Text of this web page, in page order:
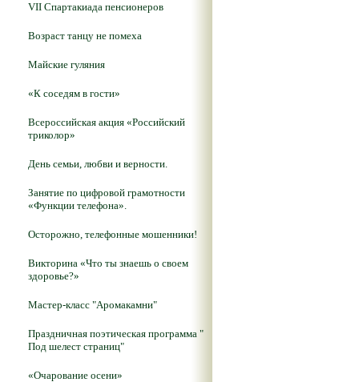
VII Спартакиада пенсионеров
Возраст танцу не помеха
Майские гуляния
«К соседям в гости»
Всероссийская акция «Российский
триколор»
День семьи, любви и верности.
Занятие по цифровой грамотности
«Функции телефона».
Осторожно, телефонные мошенники!
Викторина «Что ты знаешь о своем
здоровье?»
Мастер-класс "Аромакамни"
Праздничная поэтическая программа "
Под шелест страниц"
«Очарование осени»